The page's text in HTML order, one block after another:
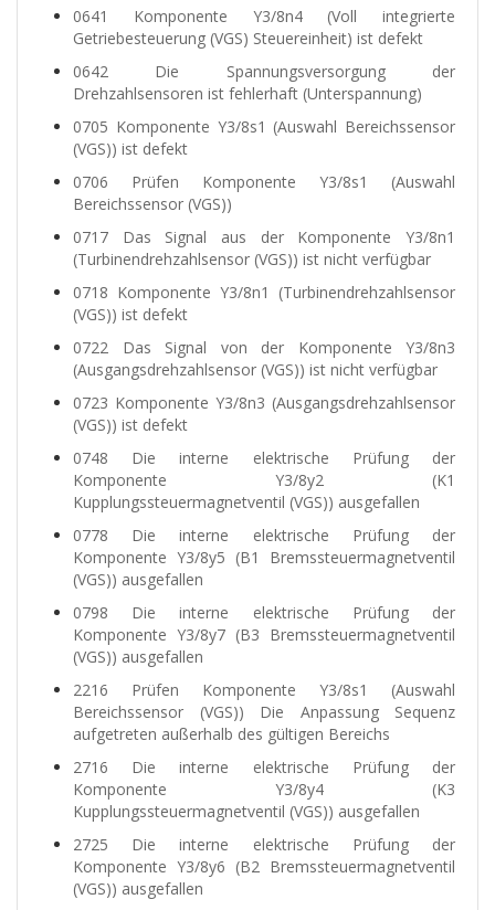
0641 Komponente Y3/8n4 (Voll integrierte
Getriebesteuerung (VGS) Steuereinheit) ist defekt
0642 Die Spannungsversorgung der
Drehzahlsensoren ist fehlerhaft (Unterspannung)
0705 Komponente Y3/8s1 (Auswahl Bereichssensor
(VGS)) ist defekt
0706 Prüfen Komponente Y3/8s1 (Auswahl
Bereichssensor (VGS))
0717 Das Signal aus der Komponente Y3/8n1
(Turbinendrehzahlsensor (VGS)) ist nicht verfügbar
0718 Komponente Y3/8n1 (Turbinendrehzahlsensor
(VGS)) ist defekt
0722 Das Signal von der Komponente Y3/8n3
(Ausgangsdrehzahlsensor (VGS)) ist nicht verfügbar
0723 Komponente Y3/8n3 (Ausgangsdrehzahlsensor
(VGS)) ist defekt
0748 Die interne elektrische Prüfung der
Komponente Y3/8y2 (K1
Kupplungssteuermagnetventil (VGS)) ausgefallen
0778 Die interne elektrische Prüfung der
Komponente Y3/8y5 (B1 Bremssteuermagnetventil
(VGS)) ausgefallen
0798 Die interne elektrische Prüfung der
Komponente Y3/8y7 (B3 Bremssteuermagnetventil
(VGS)) ausgefallen
2216 Prüfen Komponente Y3/8s1 (Auswahl
Bereichssensor (VGS)) Die Anpassung Sequenz
aufgetreten außerhalb des gültigen Bereichs
2716 Die interne elektrische Prüfung der
Komponente Y3/8y4 (K3
Kupplungssteuermagnetventil (VGS)) ausgefallen
2725 Die interne elektrische Prüfung der
Komponente Y3/8y6 (B2 Bremssteuermagnetventil
(VGS)) ausgefallen